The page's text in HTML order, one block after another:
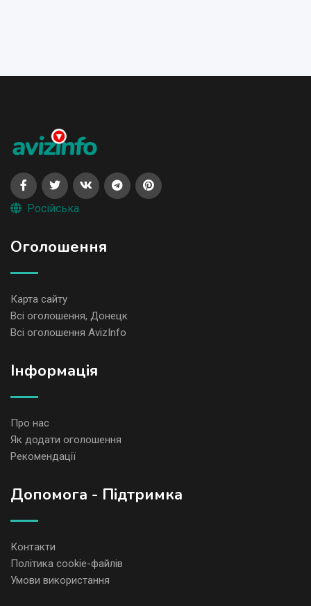
Російська
Оголошення
Карта сайту
Всі оголошення, Донецк
Всі оголошення AvizInfo
Iнформація
Про нас
Як додати оголошення
Рекомендації
Допомога - Підтримка
Контакти
Політика cookie-файлів
Умови використання